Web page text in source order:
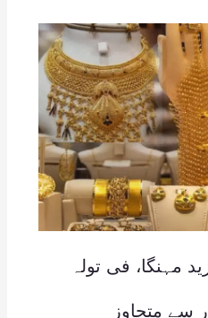
مہنگا، فی تولہ